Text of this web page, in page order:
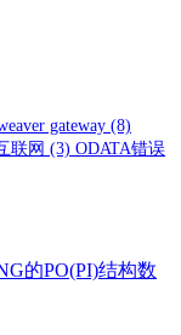
gateway (8)
联网 (3) ODATA错误
的PO(PI)结构数